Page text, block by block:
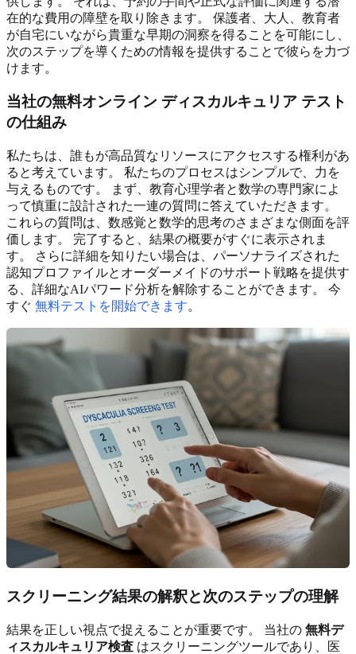
在的な費用の障壁を取り除きます。 保護者、大人、教育者
が自宅にいながら貴重な早期の洞察を得ることを可能にし、
次のステップを導くための情報を提供することで彼らを力づ
けます。
当社の無料オンライン ディスカルキュリア テスト
の仕組み
私たちは、誰もが高品質なリソースにアクセスする権利があ
ると考えています。 私たちのプロセスはシンプルで、力を
与えるものです。 まず、教育心理学者と数学の専門家によ
って慎重に設計された一連の質問に答えていただきます。
これらの質問は、数感覚と数学的思考のさまざまな側面を評
価します。 完了すると、結果の概要がすぐに表示されま
す。 さらに詳細を知りたい場合は、パーソナライズされた
認知プロファイルとオーダーメイドのサポート戦略を提供す
る、詳細なAIパワード分析を解除することができます。 今
すぐ 無料テストを開始できます。
スクリーニング結果の解釈と次のステップの理解
結果を正しい視点で捉えることが重要です。 当社の 無料デ
ィスカルキュリア検査 はスクリーニングツールであり、医